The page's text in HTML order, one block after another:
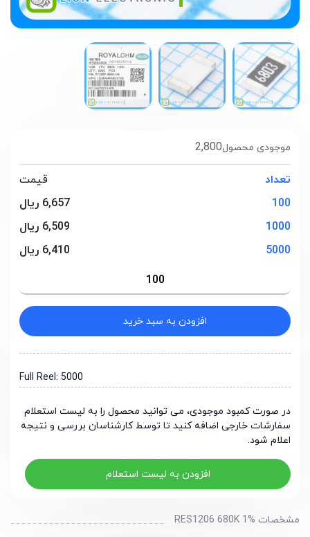
2,800موجودی محصول
تعداد
قیمت
100
6,657 ریال
1000
6,509 ریال
5000
6,410 ریال
افزودن به سبد خرید
Full Reel: 5000
در صورت کمبود موجودی، می توانید محصول را به لیست استعلام
سفارشات خارجی اضافه کنید تا توسط کارشناسان بررسی و نتیجه
اعلام شود.
افزودن به لیست استعلام
مشخصات RES1206 680K 1%